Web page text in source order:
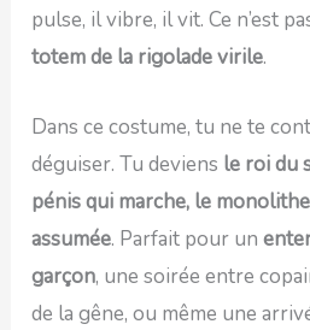
pulse, il vibre, il vit. Ce n’est
totem de la rigolade virile.
Dans ce costume, tu ne te
déguiser. Tu deviens le roi du
pénis qui marche, le
assumée. Parfait pour un
garçon, une soirée entre
de la gêne, ou même une